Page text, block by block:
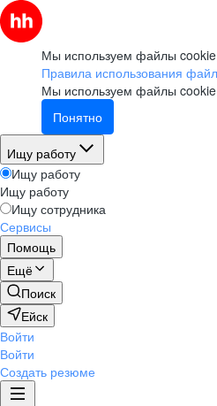
Мы используем файлы cookie,
Правила использования
Мы используем файлы
Понятно
Ищу работу
Ищу работу
Ищу работу
Ищу сотрудника
Сервисы
Помощь
Ещё
Поиск
Ейск
Войти
Войти
Создать резюме